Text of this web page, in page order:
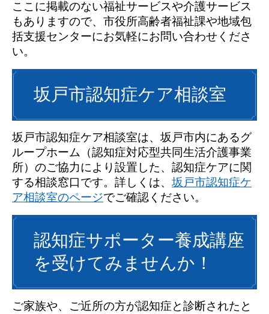
ここに掲載のない福祉サービスや介護サービス
もありますので、市役所高齢者福祉課や地域包
括支援センターにお気軽にお問い合わせくださ
い。
坂戸市認知症ケア相談室
坂戸市認知症ケア相談室は、坂戸市内にあるグ
ループホーム（認知症対応型共同生活介護事業
所）のご協力により設置した、認知症ケアに関
する相談窓口です。詳しくは、 坂戸市認知症ケ
ア相談室のページでご確認ください。
認知症サポーター養成講座
を受けてみませんか！
ご家族や、ご近所の方が認知症と診断されたと